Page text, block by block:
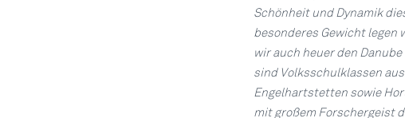
Schönheit und Dynamik
besonderes Gewicht legen
wir auch heuer den
sind Volksschulklassen
Engelhartstetten sowie
mit großem Forschergeist